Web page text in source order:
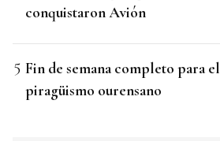
conquistaron Avión
Fin de semana completo para el
piragüismo ourensano